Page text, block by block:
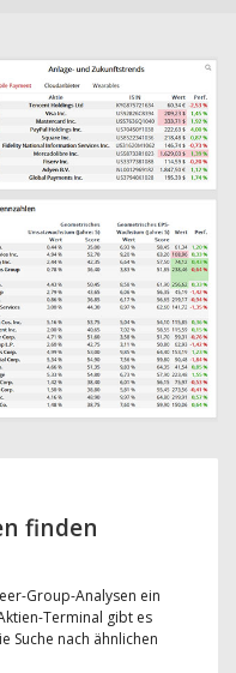
finden
Group-Analysen ein
Terminal gibt es
Suche nach ähnlichen